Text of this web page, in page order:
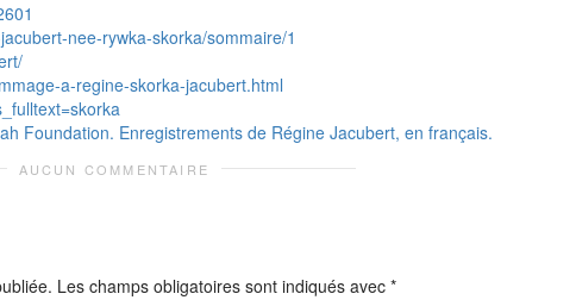
nee-rywka-skorka/sommaire/1
a-regine-skorka-jacubert.html
Foundation. Enregistrements de Régine Jacubert, en français.
AUCUN COMMENTAIRE
Les champs obligatoires sont indiqués avec *